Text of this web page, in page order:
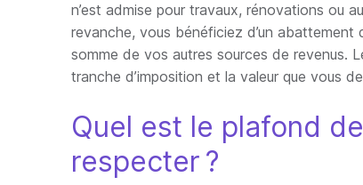
n’est admise pour travaux, rénovations ou
revanche, vous bénéficiez d’un
somme de vos autres sources de revenus.
tranche d’imposition et la valeur que vous
Quel est le plafond
respecter ?